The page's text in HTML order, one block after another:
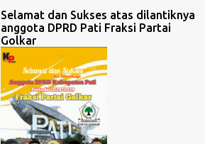
Selamat dan Sukses atas dilantiknya
anggota DPRD Pati Fraksi Partai
Golkar